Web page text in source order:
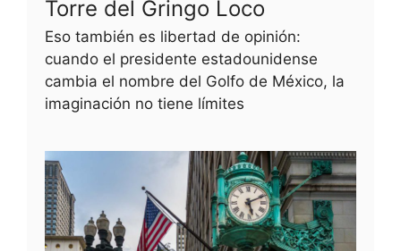
Torre del Gringo Loco
Eso también es libertad de opinión:
cuando el presidente estadounidense
cambia el nombre del Golfo de México, la
imaginación no tiene límites